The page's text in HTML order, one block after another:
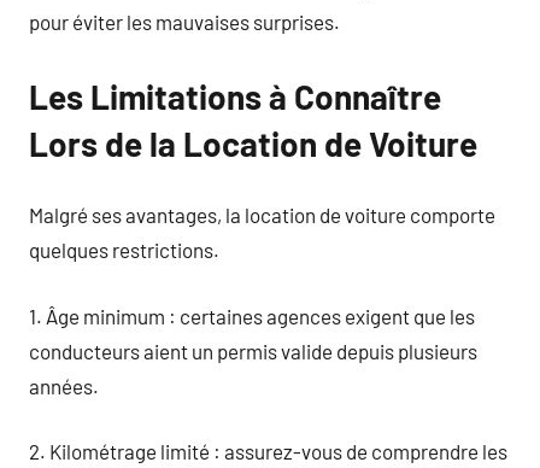
pour éviter les mauvaises surprises.
Les Limitations à Connaître
Lors de la Location de Voiture
Malgré ses avantages, la location de voiture comporte
quelques restrictions.
1. Âge minimum : certaines agences exigent que les
conducteurs aient un permis valide depuis plusieurs
années.
2. Kilométrage limité : assurez-vous de comprendre les